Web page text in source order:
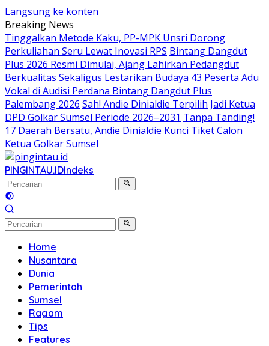
Langsung ke konten
Breaking News
Tinggalkan Metode Kaku, PP-MPK Unsri Dorong
Perkuliahan Seru Lewat Inovasi RPS Bintang Dangdut
Plus 2026 Resmi Dimulai, Ajang Lahirkan Pedangdut
Berkualitas Sekaligus Lestarikan Budaya 43 Peserta Adu
Vokal di Audisi Perdana Bintang Dangdut Plus
Palembang 2026 Sah! Andie Dinialdie Terpilih Jadi Ketua
DPD Golkar Sumsel Periode 2026–2031 Tanpa Tanding!
17 Daerah Bersatu, Andie Dinialdie Kunci Tiket Calon
Ketua Golkar Sumsel
PINGINTAU.IDIndeks
Home
Nusantara
Dunia
Pemerintah
Sumsel
Ragam
Tips
Features